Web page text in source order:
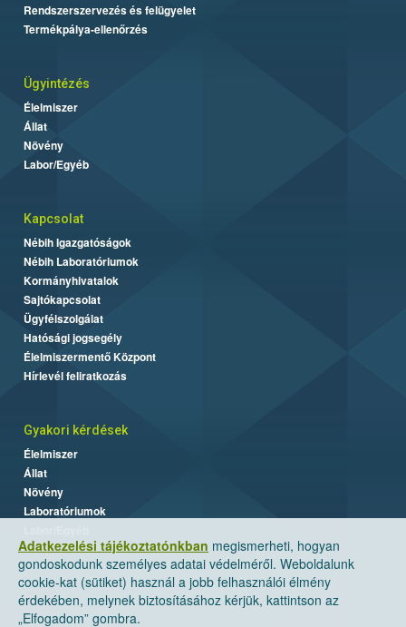
Adatkezelési tájékoztatónkban megismerheti, hogyan
gondoskodunk személyes adatai védelméről. Weboldalunk
cookie-kat (sütiket) használ a jobb felhasználói élmény
érdekében, melynek biztosításához kérjük, kattintson az
„Elfogadom” gombra.
Rendszerszervezés és felügyelet
Termékpálya-ellenőrzés
Ügyintézés
Élelmiszer
Állat
Növény
Labor/Egyéb
Kapcsolat
Nébih Igazgatóságok
Nébih Laboratóriumok
Kormányhivatalok
Sajtókapcsolat
Ügyfélszolgálat
Hatósági jogsegély
Élelmiszermentő Központ
Hírlevél feliratkozás
Gyakori kérdések
Élelmiszer
Állat
Növény
Laboratóriumok